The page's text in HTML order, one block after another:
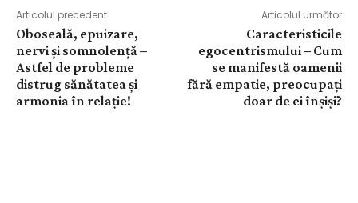
Articolul precedent
Oboseală, epuizare,
nervi și somnolență –
Astfel de probleme
distrug sănătatea și
armonia în relație!
Articolul următor
Caracteristicile
egocentrismului – Cum
se manifestă oamenii
fără empatie, preocupați
doar de ei înșiși?